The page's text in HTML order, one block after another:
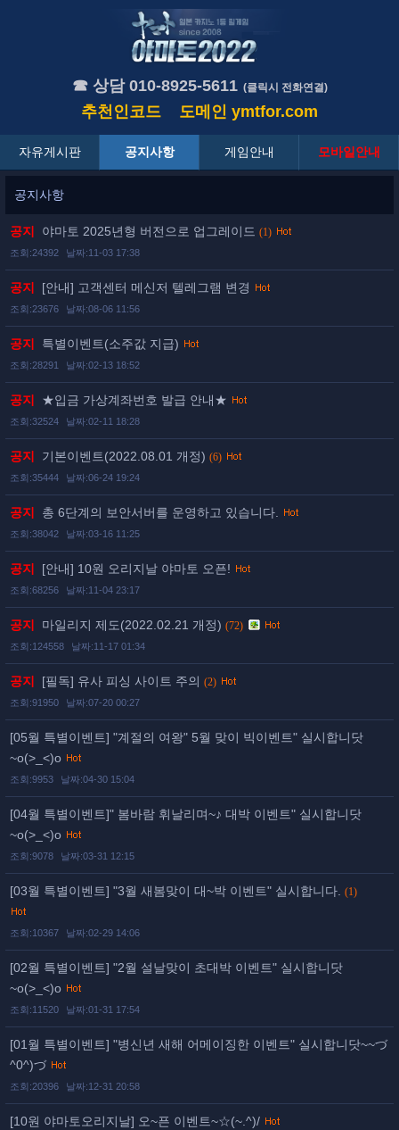
☎ 상담 010-8925-5611 (클릭시 전화연결)
추천인코드 도메인 ymtfor.com
자유게시판 공지사항 게임안내 모바일안내
공지사항
공지 야마토 2025년형 버전으로 업그레이드 (1)
조회:24392 날짜:11-03 17:38
공지 [안내] 고객센터 메신저 텔레그램 변경
조회:23676 날짜:08-06 11:56
공지 특별이벤트(소주값 지급)
조회:28291 날짜:02-13 18:52
공지 ★입금 가상계좌번호 발급 안내★
조회:32524 날짜:02-11 18:28
공지 기본이벤트(2022.08.01 개정) (6)
조회:35444 날짜:06-24 19:24
공지 총 6단계의 보안서버를 운영하고 있습니다.
조회:38042 날짜:03-16 11:25
공지 [안내] 10원 오리지날 야마토 오픈!
조회:68256 날짜:11-04 23:17
공지 마일리지 제도(2022.02.21 개정) (72)
조회:124558 날짜:11-17 01:34
공지 [필독] 유사 피싱 사이트 주의 (2)
조회:91950 날짜:07-20 00:27
[05월 특별이벤트] "계절의 여왕" 5월 맞이 빅이벤트" 실시합니닷
~o(>_<)o
조회:9953 날짜:04-30 15:04
[04월 특별이벤트]" 봄바람 휘날리며~♪ 대박 이벤트" 실시합니닷
~o(>_<)o
조회:9078 날짜:03-31 12:15
[03월 특별이벤트] "3월 새봄맞이 대~박 이벤트" 실시합니다. (1)
조회:10367 날짜:02-29 14:06
[02월 특별이벤트] "2월 설날맞이 초대박 이벤트" 실시합니닷
~o(>_<)o
조회:11520 날짜:01-31 17:54
[01월 특별이벤트] "병신년 새해 어메이징한 이벤트" 실시합니닷~~づ
^0^)づ
조회:20396 날짜:12-31 20:58
[10원 야마토오리지날] 오~픈 이벤트~☆(~.^)/